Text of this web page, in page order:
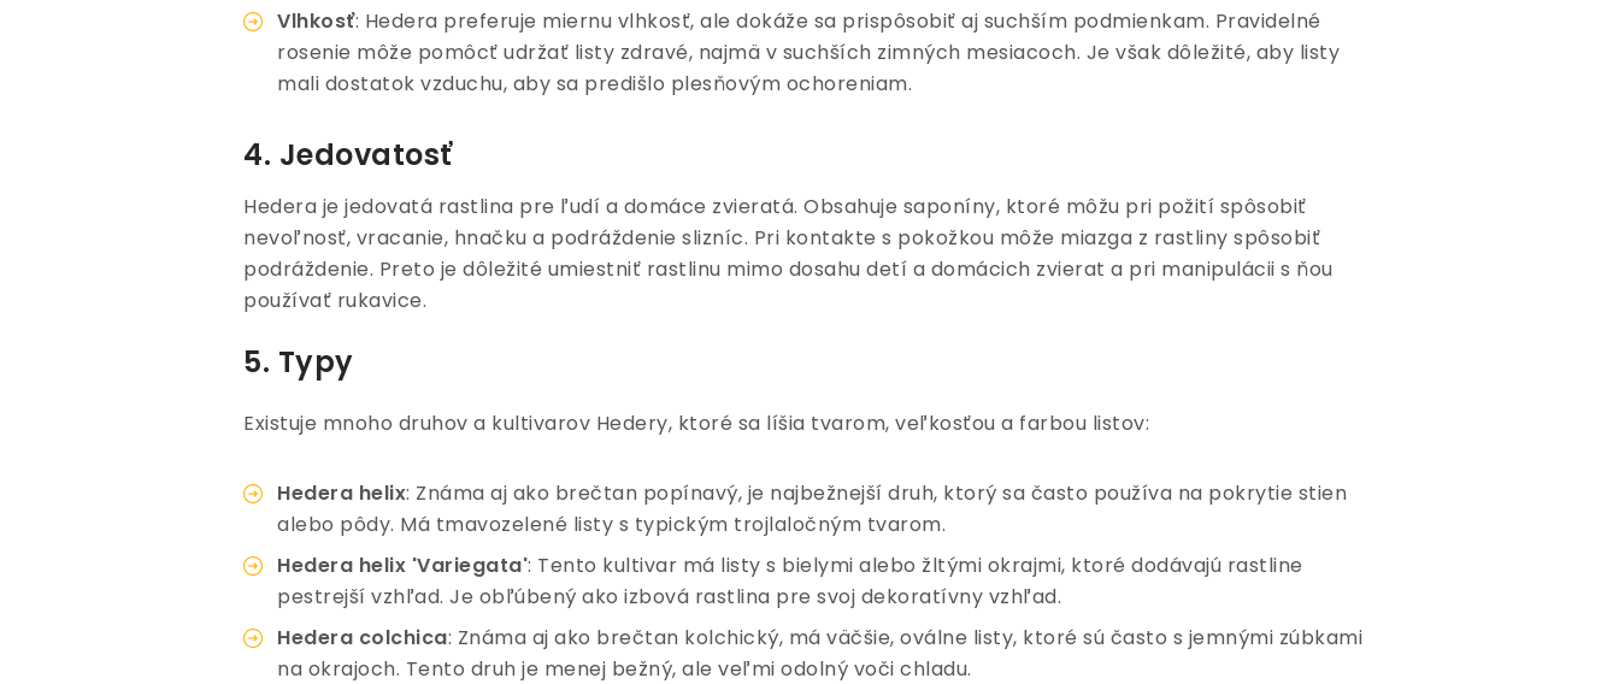
Vlhkosť: Hedera preferuje miernu vlhkosť, ale dokáže sa prispôsobiť aj suchším podmienkam. Pravidelné
rosenie môže pomôcť udržať listy zdravé, najmä v suchších zimných mesiacoch. Je však dôležité, aby listy
mali dostatok vzduchu, aby sa predišlo plesňovým ochoreniam.
4. Jedovatosť
Hedera je jedovatá rastlina pre ľudí a domáce zvieratá. Obsahuje saponíny, ktoré môžu pri požití spôsobiť
nevoľnosť, vracanie, hnačku a podráždenie slizníc. Pri kontakte s pokožkou môže miazga z rastliny spôsobiť
podráždenie. Preto je dôležité umiestniť rastlinu mimo dosahu detí a domácich zvierat a pri manipulácii s ňou
používať rukavice.
5. Typy
Existuje mnoho druhov a kultivarov Hedery, ktoré sa líšia tvarom, veľkosťou a farbou listov:
Hedera helix: Známa aj ako brečtan popínavý, je najbežnejší druh, ktorý sa často používa na pokrytie stien
alebo pôdy. Má tmavozelené listy s typickým trojlaločným tvarom.
Hedera helix 'Variegata': Tento kultivar má listy s bielymi alebo žltými okrajmi, ktoré dodávajú rastline
pestrejší vzhľad. Je obľúbený ako izbová rastlina pre svoj dekoratívny vzhľad.
Hedera colchica: Známa aj ako brečtan kolchický, má väčšie, oválne listy, ktoré sú často s jemnými zúbkami
na okrajoch. Tento druh je menej bežný, ale veľmi odolný voči chladu.